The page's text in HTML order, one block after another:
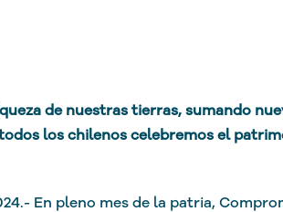
de nuestras tierras, sumando
los chilenos celebremos el
En pleno mes de la patria,